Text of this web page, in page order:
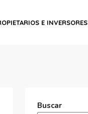
E INVERSORES
Buscar